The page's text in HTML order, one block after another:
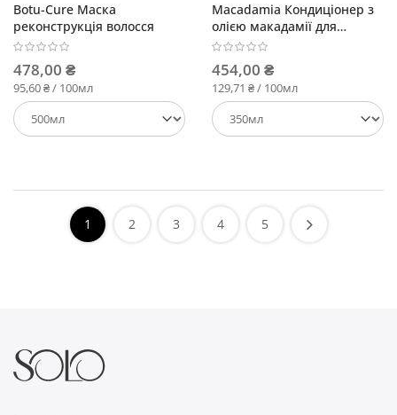
Botu-Cure Маска
реконструкція волосся
478,00 ₴
95,60 ₴ / 100мл
Macadamia Кондиціонер з
олією макадамії для
ламкого волосся
454,00 ₴
129,71 ₴ / 100мл
1 2 3 4 5